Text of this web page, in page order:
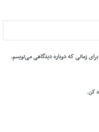
زمانی که دوباره دیدگاهی می‌نویسم.
کن.